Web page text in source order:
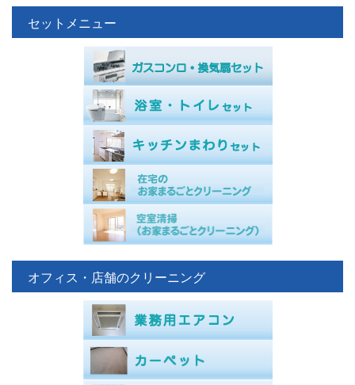
セットメニュー
オフィス・店舗のクリーニング